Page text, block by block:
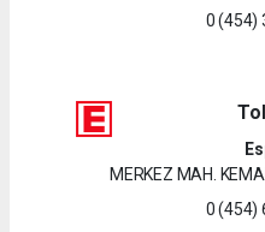
0 (454)
MERKEZ MAH.
0 (454)